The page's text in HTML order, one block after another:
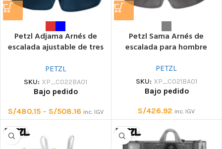
Petzl Adjama Arnés de
escalada ajustable de tres
PETZL
SKU: XP_C022BA01
Bajo pedido
S/480.15 – S/508.16 inc. IGV
Petzl Sama Arnés de
escalada para hombre
PETZL
SKU: XP_C021BA01
Bajo pedido
S/426.92 inc. IGV